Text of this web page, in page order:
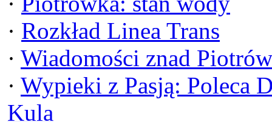
· Rozkład Linea Trans
· Wiadomości znad
· Wypieki z Pasją: Poleca
Kula